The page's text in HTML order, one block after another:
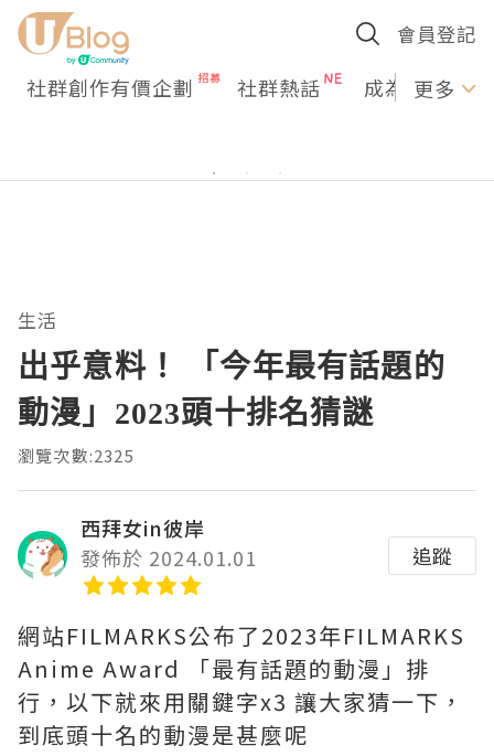
會員登記
社群創作有價企劃 社群熱話 成為U更多
生活
出乎意料！ 「今年最有話題的
動漫」2023頭十排名猜謎
瀏覽次數:2325
西拜女in彼岸
發佈於 2024.01.01
追蹤
網站FILMARKS公布了2023年FILMARKS
Anime Award 「最有話題的動漫」排
行，以下就來用關鍵字x3 讓大家猜一下，
到底頭十名的動漫是甚麼呢